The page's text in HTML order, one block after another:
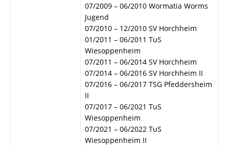
07/2009 – 06/2010 Wormatia Worms
Jugend
07/2010 – 12/2010 SV Horchheim
01/2011 – 06/2011 TuS
Wiesoppenheim
07/2011 – 06/2014 SV Horchheim
07/2014 – 06/2016 SV Horchheim II
07/2016 – 06/2017 TSG Pfeddersheim
II
07/2017 – 06/2021 TuS
Wiesoppenheim
07/2021 – 06/2022 TuS
Wiesoppenheim II